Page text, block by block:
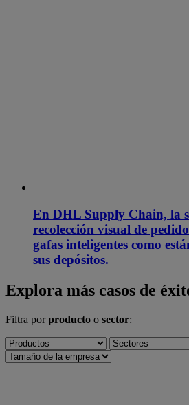
En DHL Supply Chain, la
recolección visual de
gafas inteligentes como
sus depósitos.
Explora más casos de
Filtra porproducto o sector: